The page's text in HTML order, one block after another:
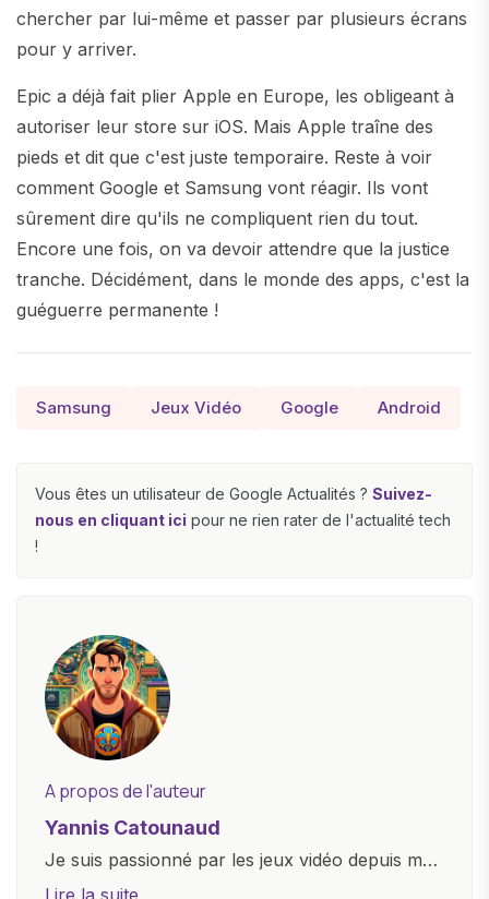
chercher par lui-même et passer par plusieurs écrans
pour y arriver.
Epic a déjà fait plier Apple en Europe, les obligeant à
autoriser leur store sur iOS. Mais Apple traîne des
pieds et dit que c'est juste temporaire. Reste à voir
comment Google et Samsung vont réagir. Ils vont
sûrement dire qu'ils ne compliquent rien du tout.
Encore une fois, on va devoir attendre que la justice
tranche. Décidément, dans le monde des apps, c'est la
guéguerre permanente !
Samsung Jeux Vidéo Google Android
Vous êtes un utilisateur de Google Actualités ? Suivez-
nous en cliquant ici pour ne rien rater de l'actualité tech
!
A propos de l'auteur
Yannis Catounaud
Je suis passionné par les jeux vidéo depuis mon
plus jeune âge. Mon amour pour l'univers
Lire la suite